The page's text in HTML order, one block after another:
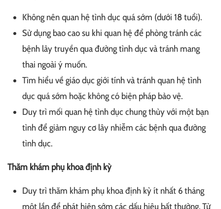
Không nên quan hệ tình dục quá sớm (dưới 18 tuổi).
Sử dụng bao cao su khi quan hệ để phòng tránh các
bệnh lây truyền qua đường tình dục và tránh mang
thai ngoài ý muốn.
Tìm hiểu về giáo dục giới tính và tránh quan hệ tình
dục quá sớm hoặc không có biện pháp bảo vệ.
Duy trì mối quan hệ tình dục chung thủy với một bạn
tình để giảm nguy cơ lây nhiễm các bệnh qua đường
tình dục.
Thăm khám phụ khoa định kỳ
Duy trì thăm khám phụ khoa định kỳ ít nhất 6 tháng
một lần để phát hiện sớm các dấu hiệu bất thường. Từ